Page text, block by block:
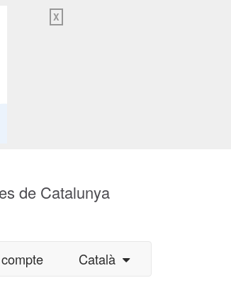
X
de Catalunya
Català